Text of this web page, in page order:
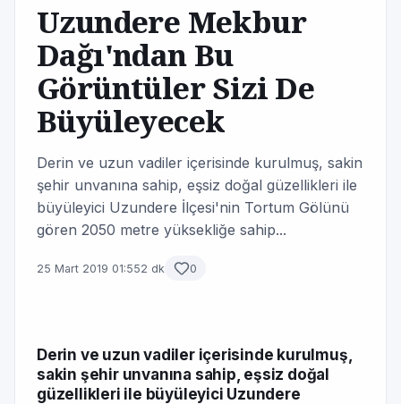
Uzundere Mekbur
Dağı'ndan Bu
Görüntüler Sizi De
Büyüleyecek
Derin ve uzun vadiler içerisinde kurulmuş, sakin
şehir unvanına sahip, eşsiz doğal güzellikleri ile
büyüleyici Uzundere İlçesi'nin Tortum Gölünü
gören 2050 metre yüksekliğe sahip...
25 Mart 2019 01:552 dk 0
Derin ve uzun vadiler içerisinde kurulmuş,
sakin şehir unvanına sahip, eşsiz doğal
güzellikleri ile büyüleyici Uzundere